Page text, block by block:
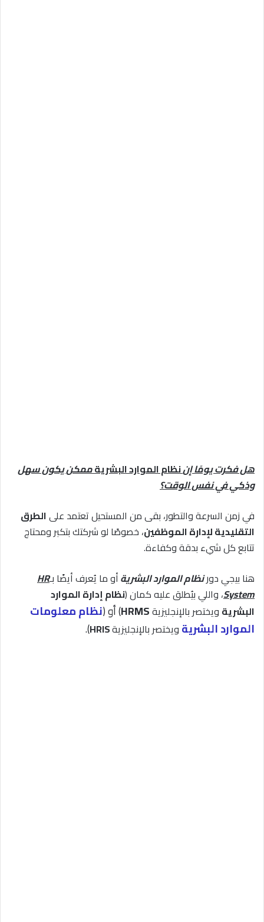
هل فكرت يومًا إننظام الموارد البشريةممكن يكون سهل
وذكي في نفس الوقت؟
في زمن السرعة والتطور، بقى من المستحيل تعتمد علىالطرق
التقليدية لإدارة الموظفين، خصوصًا لو شركتك بتكبر ومحتاج
تتابع كل شيء بدقة وكفاءة.
هنا بيجي دورنظام الموارد البشريةأو ما يُعرف أيضًا بـHR
System، واللي بيُطلق عليه كمان (نظام إدارة الموارد
البشرية ويختصر بالإنجليزيةHRMS) أو(نظام معلومات
الموارد البشرية ويختصر بالإنجليزية ).